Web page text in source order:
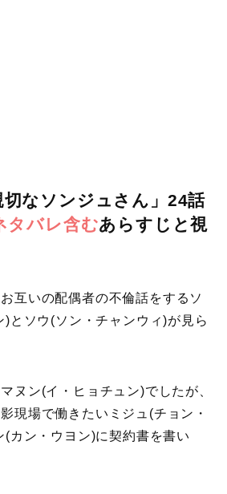
なソンジュさん」24話
タバレ含むあらすじと視
互いの配偶者の不倫話をするソ
)とソウ(ソン・チャンウィ)が見ら
ヌン(イ・ヒョチュン)でしたが、
現場で働きたいミジュ(チョン・
(カン・ウヨン)に契約書を書い